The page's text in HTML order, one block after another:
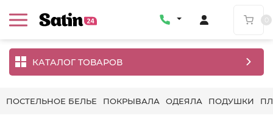
КАТАЛОГ ТОВАРОВ
ПОСТЕЛЬНОЕ БЕЛЬЕ ПОКРЫВАЛА ОДЕЯЛА ПОДУШКИ